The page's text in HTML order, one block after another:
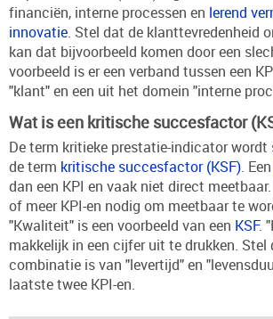
financiën, interne processen en lerend
innovatie. Stel dat de klanttevredenheid
kan dat bijvoorbeeld komen door een
voorbeeld is er een verband tussen een
"klant" en een uit het domein "interne
Wat is een kritische succesfactor
De term kritieke prestatie-indicator wordt
de term kritische succesfactor (KSF). Een
dan een KPI en vaak niet direct meetbaar.
of meer KPI-en nodig om meetbaar te
"Kwaliteit" is een voorbeeld van een KSF.
makkelijk in een cijfer uit te drukken. Stel
combinatie is van "levertijd" en
laatste twee KPI-en.